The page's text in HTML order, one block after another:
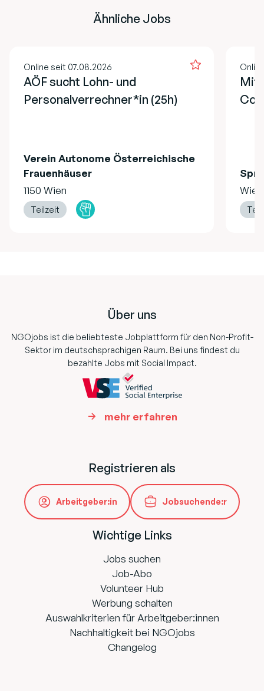
Ähnliche Jobs
Online seit 07.08.2026
AÖF sucht Lohn- und
Personalverrechner*in (25h)
Verein Autonome Österreichische
Frauenhäuser
1150 Wien
Teilzeit
Wien
Über uns
NGOjobs ist die beliebteste Jobplattform für den Non-Profit-
Sektor im deutschsprachigen Raum. Bei uns findest du
bezahlte Jobs mit Social Impact.
mehr erfahren
Registrieren als
Arbeitgeber:in Jobsuchende:r
Wichtige Links
Jobs suchen
Job-Abo
Volunteer Hub
Werbung schalten
Auswahlkriterien für Arbeitgeber:innen
Nachhaltigkeit bei NGOjobs
Changelog